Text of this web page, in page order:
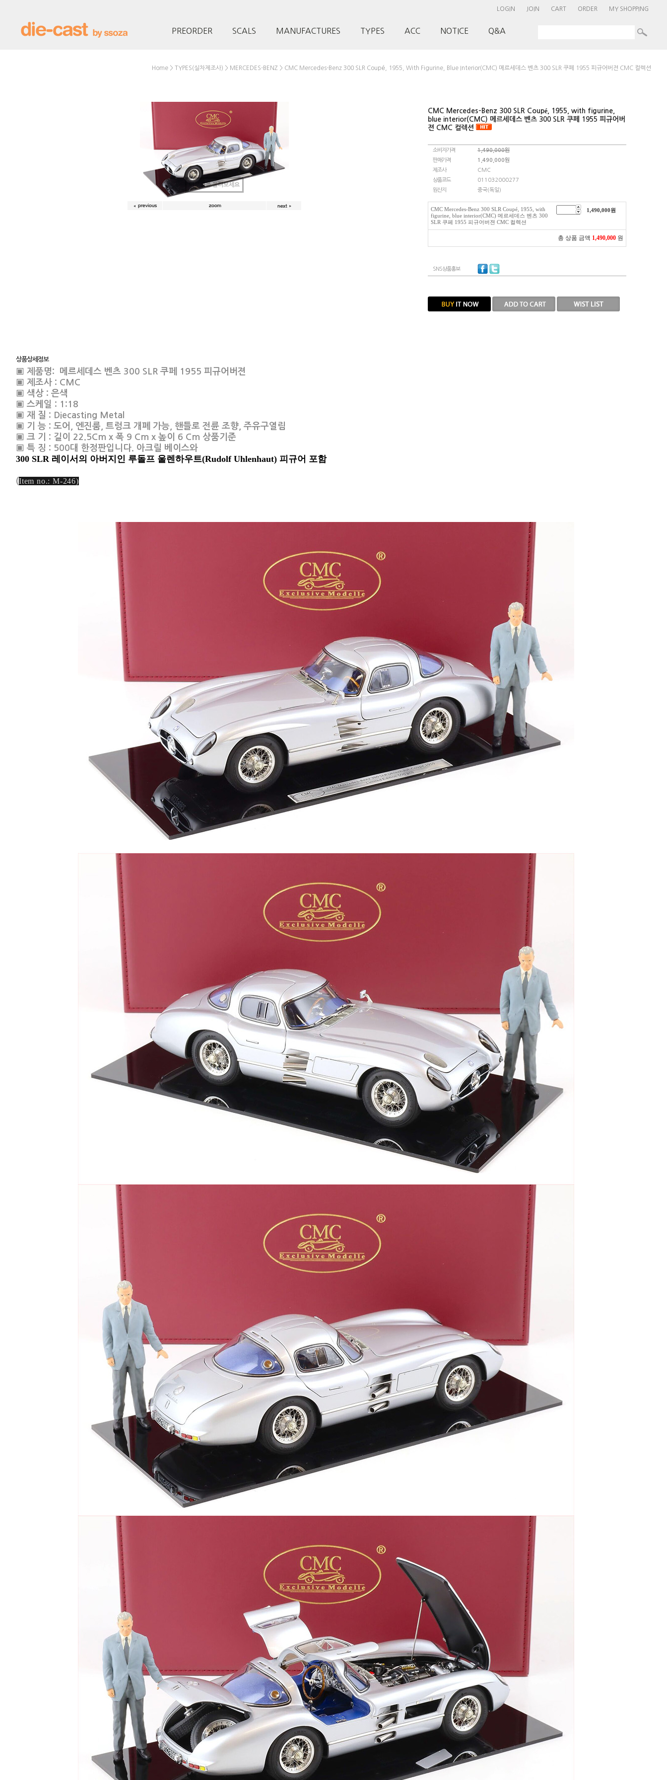
LOGIN JOIN CART ORDER MY SHOPPING
PREORDER SCALS MANUFACTURES TYPES ACC NOTICE Q&A
Home > TYPES(실차제조사) > MERCEDES-BENZ > CMC Mercedes-Benz 300 SLR Coupé, 1955, With Figurine, Blue Interior(CMC) 메르세데스 벤츠 300 SLR 쿠페 1955 피규어버젼 CMC 컬렉션
마우스를 올려보세요
CMC Mercedes-Benz 300 SLR Coupé, 1955, with figurine,
blue interior(CMC) 메르세데스 벤츠 300 SLR 쿠페 1955 피규어버
젼 CMC 컬렉션
소비자가격
1,490,000원
판매가격
1,490,000원
제조사
CMC
상품코드
011032000277
원산지
중국(독일)
CMC Mercedes-Benz 300 SLR Coupé, 1955, with
figurine, blue interior(CMC) 메르세데스 벤츠 300
SLR 쿠페 1955 피규어버젼 CMC 컬렉션
1,490,000원
총 상품 금액 1,490,000 원
SNS상품홍보
상품상세정보
▣ 제품명:
메르세데스 벤츠 300 SLR 쿠페 1955 피규어버젼
▣ 제조사 : CMC
▣ 색상 : 은색
▣ 스케일 : 1:18
▣ 재 질 : Diecasting Metal
▣ 기 능 : 도어, 엔진룸, 트렁크 개폐 가능, 핸들로 전륜 조향, 주유구열림
▣ 크 기 : 길이 22.5Cm x 폭 9 Cm x 높이 6 Cm 상품기준
▣ 특 징 : 500대 한정판입니다. 아크릴 베이스와
300 SLR 레이서의 아버지인 루돌프 울렌하우트(Rudolf Uhlenhaut) 피규어 포함
(Item no.: M-246)